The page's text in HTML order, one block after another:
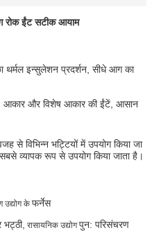
रोक ईंट सटीक आयाम
इन्सुलेशन प्रदर्शन, सीधे आग का
आकार और विशेष आकार की ईंटें, आसान
से विभिन्न भट्टियों में उपयोग किया जा
व्यापक रूप से उपयोग किया जाता है।
उद्योग के फर्नेस
भट्ठी, रासायनिक उद्योग पुन: परिसंचरण